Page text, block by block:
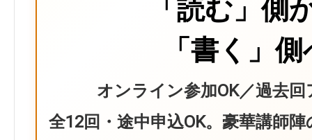
「読む」側
「書く」
オンライン参加OK／過去
全12回・途中申込OK。豪華講師